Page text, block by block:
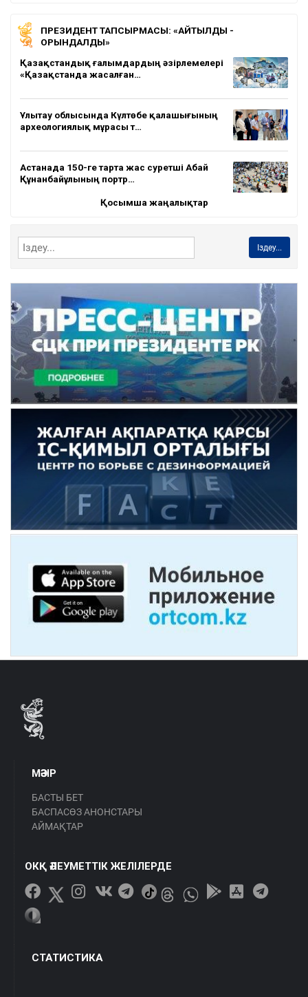
ПРЕЗИДЕНТ ТАПСЫРМАСЫ: «АЙТЫЛДЫ -
ОРЫНДАЛДЫ»
Қазақстандық ғалымдардың әзірлемелері
«Қазақстанда жасалған…
Ұлытау облысында Күлтөбе қалашығының
археологиялық мұрасы т…
Астанада 150-ге тарта жас суретші Абай
Құнанбайұлының портр…
Қосымша жаңалықтар
Іздеу...
МӘЗІР
БАСТЫ БЕТ
БАСПАСӨЗ АНОНСТАРЫ
АЙМАҚТАР
ОКҚ ӘЛЕУМЕТТІК ЖЕЛІЛЕРДЕ
СТАТИСТИКА